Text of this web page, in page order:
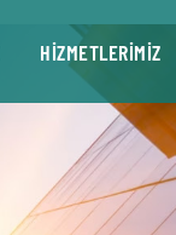
HİZMETLERİMİZ